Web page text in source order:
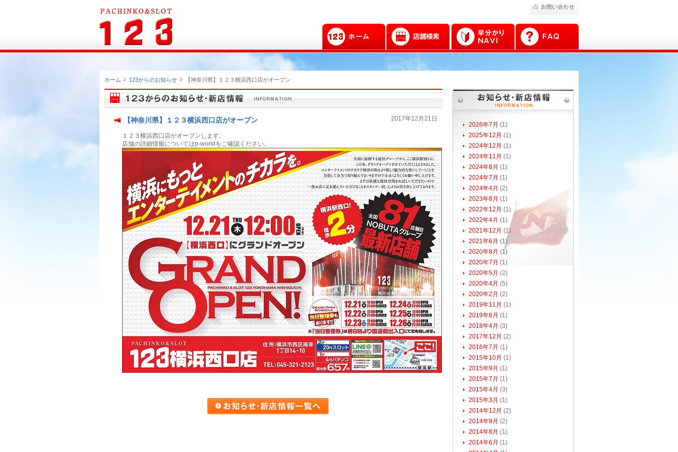
ホーム 123からのお知らせ 【神奈川県】１２３横浜西口店がオープン
【神奈川県】１２３横浜西口店がオープン 2017年12月21日
１２３横浜西口店がオープンします。
店舗の詳細情報についてはp-worldをご確認ください。
2026年7月 (1)
2025年12月 (1)
2024年12月 (1)
2024年11月 (1)
2024年8月 (1)
2024年7月 (1)
2024年4月 (2)
2023年8月 (1)
2022年12月 (1)
2022年4月 (1)
2021年12月 (1)
2021年6月 (1)
2020年8月 (1)
2020年7月 (1)
2020年5月 (2)
2020年4月 (5)
2020年2月 (2)
2019年11月 (1)
2019年8月 (1)
2018年4月 (3)
2017年12月 (2)
2016年7月 (1)
2015年10月 (1)
2015年9月 (1)
2015年7月 (1)
2015年4月 (3)
2015年3月 (1)
2014年12月 (2)
2014年9月 (2)
2014年8月 (1)
2014年6月 (1)